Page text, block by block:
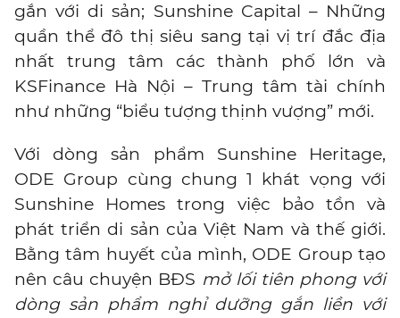
gắn với di sản; Sunshine Capital – Những
quần thể đô thị siêu sang tại vị trí đắc địa
nhất trung tâm các thành phố lớn và
KSFinance Hà Nội – Trung tâm tài chính
như những “biểu tượng thịnh vượng” mới.
Với dòng sản phẩm Sunshine Heritage,
ODE Group cùng chung 1 khát vọng với
Sunshine Homes trong việc bảo tồn và
phát triển di sản của Việt Nam và thế giới.
Bằng tâm huyết của mình, ODE Group tạo
nên câu chuyện BĐS mở lối tiên phong với
dòng sản phẩm nghỉ dưỡng gắn liền với